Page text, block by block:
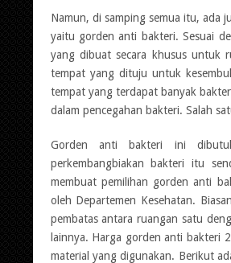
Namun, di samping semua itu,
yaitu gorden anti bakteri. Sesuai
yang dibuat secara khusus untuk
tempat yang dituju untuk
tempat yang terdapat banyak
dalam pencegahan bakteri. Salah
Gorden anti bakteri ini
perkembangbiakan bakteri itu
membuat pemilihan gorden anti
oleh Departemen Kesehatan.
pembatas antara ruangan satu
lainnya. Harga gorden anti bakteri
material yang digunakan. Berikut